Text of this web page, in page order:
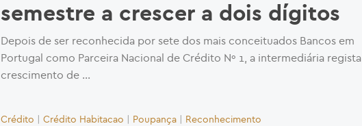
semestre a crescer a dois dígitos
Depois de ser reconhecida por sete dos mais conceituados Bancos em
Portugal como Parceira Nacional de Crédito Nº 1, a intermediária regista
crescimento de …
Crédito | Crédito Habitacao | Poupança | Reconhecimento